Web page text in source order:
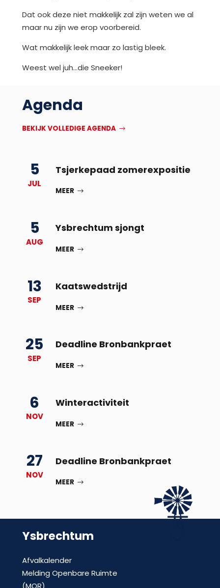
Dat ook deze niet makkelijk zal zijn weten we al
maar nu zijn we erop voorbereid.
Wat makkelijk leek maar zo lastig bleek.
Weest wel juh…die Sneeker!
Agenda
BEKIJK VOLLEDIGE AGENDA
5
JUL
Tsjerkepaad zomerexpositie
MEER
5
AUG
Ysbrechtum sjongt
MEER
13
SEP
Kaatswedstrijd
MEER
25
SEP
Deadline Bronbankpraet
MEER
6
NOV
Winteractiviteit
MEER
27
NOV
Deadline Bronbankpraet
MEER
Ysbrechtum
Afvalkalender
Melding Openbare Ruimte
(MOR)